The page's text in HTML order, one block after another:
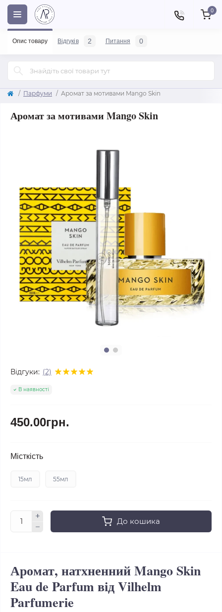
0
Парфуми Аромат за мотивами Mango Skin
Аромат за мотивами Mango Skin
Відгуки: (2)
В наявності
450.00грн.
Місткість
15мл 55мл
До кошика
Опис товару Відгуків 2 Питання 0
Аромат, натхненний Mango Skin
Eau de Parfum від Vilhelm
Parfumerie